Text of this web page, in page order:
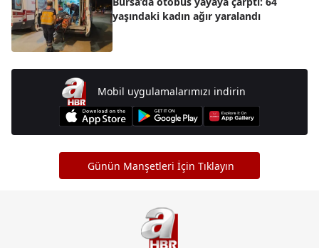
yaşındaki kadın ağır yaralandı
Mobil uygulamalarımızı indirin
Günün Manşetleri İçin Tıklayın